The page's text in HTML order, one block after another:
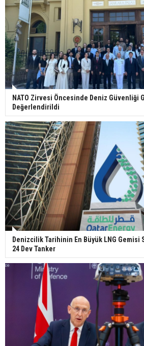
NATO Zirvesi Öncesinde Deniz Güvenliği
Değerlendirildi
Denizcilik Tarihinin En Büyük LNG Gemisi
24 Dev Tanker